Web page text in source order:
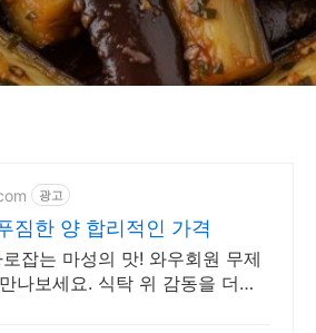
광고
짐한 양 합리적인 가격
잡는 마성의 맛! 와우회원 무제
나보세요. 식탁 위 감동을 더하